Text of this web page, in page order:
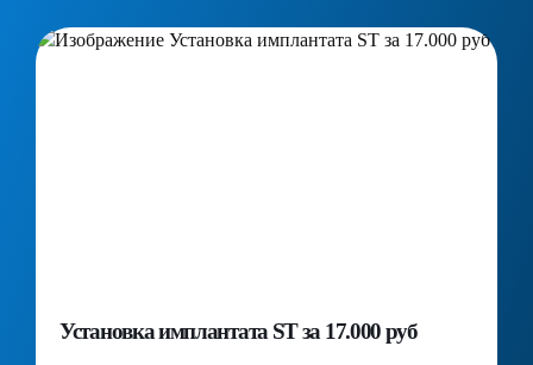
Установка имплантата ST за 17.000 руб